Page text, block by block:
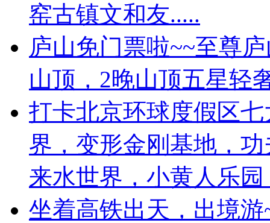
窑古镇文和友.....
庐山免门票啦~~至尊
山顶，2晚山顶五星轻
打卡北京环球度假区
界，变形金刚基地，
来水世界，小黄人乐
坐着高铁出天，出境